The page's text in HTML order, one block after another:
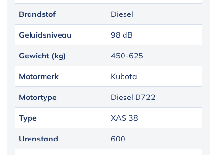
Brandstof Diesel
Geluidsniveau 98 dB
Gewicht (kg) 450-625
Motormerk Kubota
Motortype Diesel D722
Type XAS 38
Urenstand 600